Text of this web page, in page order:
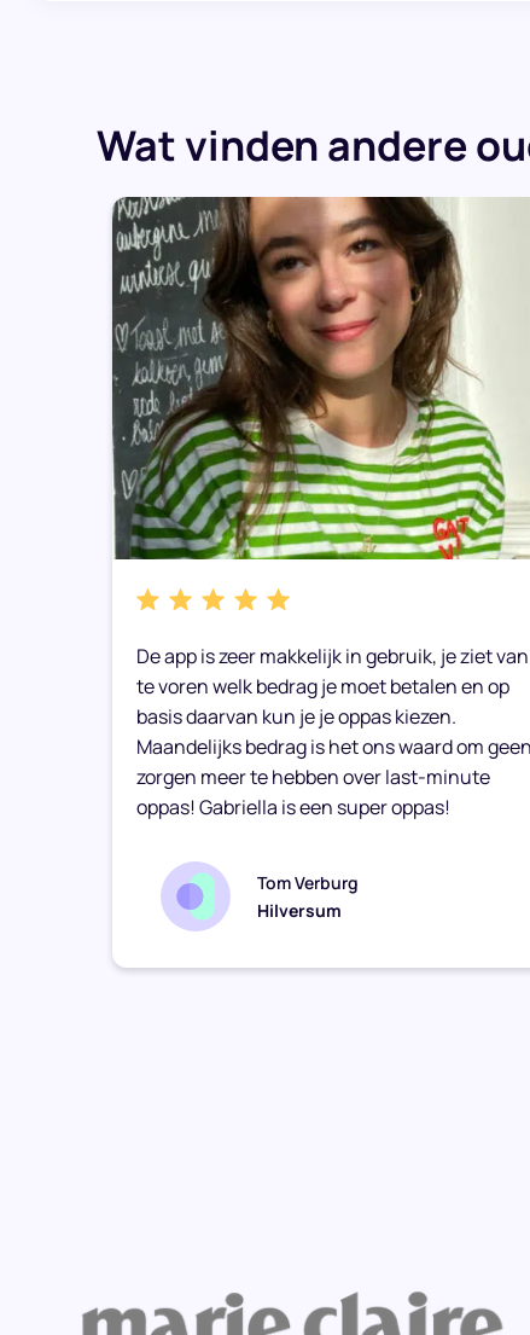
Wat vinden andere
De app is zeer makkelijk in gebruik, je ziet van
te voren welk bedrag je moet betalen en op
basis daarvan kun je je oppas kiezen.
Maandelijks bedrag is het ons waard om geen
zorgen meer te hebben over last-minute
oppas! Gabriella is een super oppas!
Tom Verburg
Hilversum